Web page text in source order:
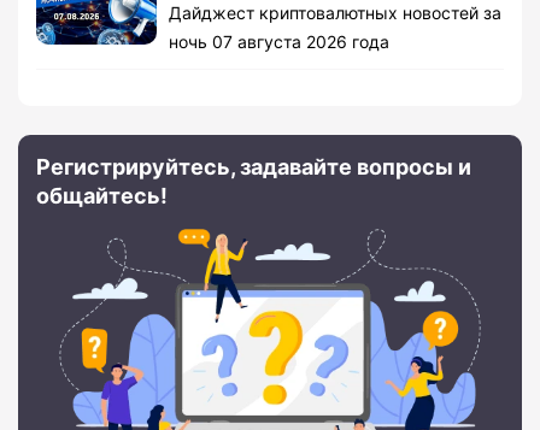
Дайджест криптовалютных новостей за
ночь 07 августа 2026 года
Регистрируйтесь, задавайте вопросы и
общайтесь!